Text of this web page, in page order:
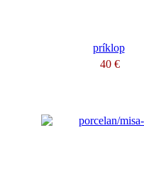
príklop
40 €